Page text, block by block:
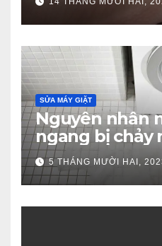
SỬA MÁY GIẶT
Nguyên nhân
ngang bị chảy
gì?5 THÁNG MƯỜI HAI,